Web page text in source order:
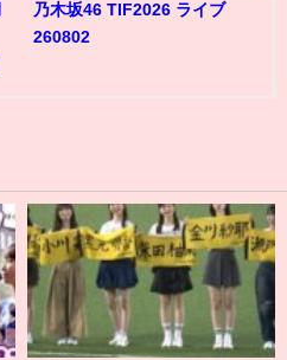
乃木坂46 TIF2026 ライブ
260802